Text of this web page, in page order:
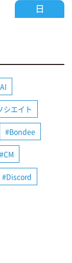
AI
シエイト
Bondee
CM
Discord